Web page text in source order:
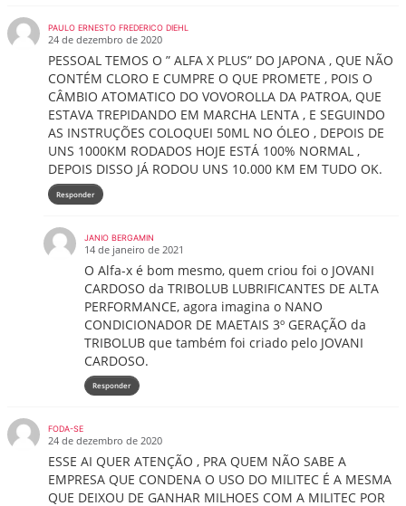
PAULO ERNESTO FREDERICO DIEHL
24 de dezembro de 2020
PESSOAL TEMOS O ” ALFA X PLUS” DO JAPONA , QUE NÃO
CONTÉM CLORO E CUMPRE O QUE PROMETE , POIS O
CÂMBIO ATOMATICO DO VOVOROLLA DA PATROA, QUE
ESTAVA TREPIDANDO EM MARCHA LENTA , E SEGUINDO
AS INSTRUÇÕES COLOQUEI 50ML NO ÓLEO , DEPOIS DE
UNS 1000KM RODADOS HOJE ESTÁ 100% NORMAL ,
DEPOIS DISSO JÁ RODOU UNS 10.000 KM EM TUDO OK.
Responder
JANIO BERGAMIN
14 de janeiro de 2021
O Alfa-x é bom mesmo, quem criou foi o JOVANI
CARDOSO da TRIBOLUB LUBRIFICANTES DE ALTA
PERFORMANCE, agora imagina o NANO
CONDICIONADOR DE MAETAIS 3º GERAÇÃO da
TRIBOLUB que também foi criado pelo JOVANI
CARDOSO.
Responder
FODA-SE
24 de dezembro de 2020
ESSE AI QUER ATENÇÃO , PRA QUEM NÃO SABE A
EMPRESA QUE CONDENA O USO DO MILITEC É A MESMA
QUE DEIXOU DE GANHAR MILHOES COM A MILITEC POR